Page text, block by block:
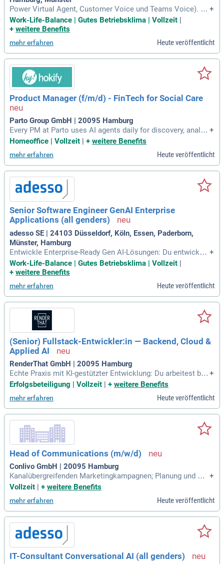
Power Virtual Agent, Customer Voice und Teams Voice). Se
rvice KPIs: Gängige Service KPIs sind dir geläufig. Anforderu
ngserhebung: Du hast gute Kenntnisse in der Anforderungse
+
Work-Life-Balance | Gutes Betriebsklima | Vollzeit |
+ weitere Benefits
mehr erfahren Heute veröffentlicht
Product Manager (f/m/d) - FinTech for Social Care
Parto Group GmbH | 20095 Hamburg
Every PM at Parto uses AI agents daily for discovery, analys
is, specs, and delivery. We expect you to push what a single
+
Homeoffice | Vollzeit
+ weitere Benefits
mehr erfahren Heute veröffentlicht
Senior Software Engineer GenAI Enterprise
Applications (all genders)
adesso SE | 24103 Düsseldorf, Köln, Essen, Paderborn,
Münster, Hamburg
Entwickle Enterprise-Ready Gen AI-Lösungen: Du entwickels
t mit uns agentische Systeme und Gen AI-Funktionalitäten,
die robust, skalierbar und auditierbar in Enterprise-Landscha
+
Work-Life-Balance | Gutes Betriebsklima | Vollzeit |
+ weitere Benefits
mehr erfahren Heute veröffentlicht
(Senior) Fullstack-Entwickler:in — Backend, Cloud &
Applied AI
RenderThat GmbH | 20095 Hamburg
Echte Praxis mit KI-gestützter Entwicklung: Du arbeitest ber
eits mit agentischen Coding-Tools, weißt, wie man LLMs mi
t dem richtigen Kontext produktiv macht, und hast Lust, dies
e Arbeitsweise aktiv weiterzuentwickeln.
+
Erfolgsbeteiligung | Vollzeit | + weitere Benefits
mehr erfahren Heute veröffentlicht
Head of Communications (m/w/d)
Conlivo GmbH | 20095 Hamburg
Kanalübergreifenden Marketingkampagnen; Planung und Dur
chführung von Webinaren; Steuerung von Print- und Onlinew
Onlineauftritts; Enge Zusammenarbeit mit Vertrieb und Ges
chäftsführung; Koordination unserer externen Agenturen
+
Vollzeit
+ weitere Benefits
mehr erfahren Heute veröffentlicht
IT-Consultant Conversational AI (all genders)